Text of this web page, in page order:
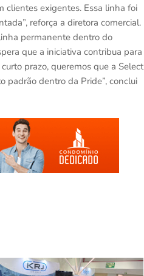
clientes exigentes. Essa linha foi
reforça a diretora comercial.
permanente dentro do
que a iniciativa contribua para
prazo, queremos que a Select
padrão dentro da Pride”, conclui